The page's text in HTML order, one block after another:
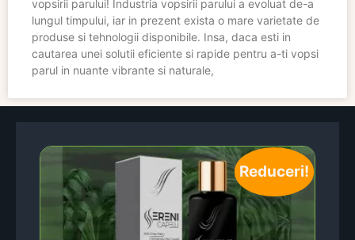
vopsirii parului! Industria vopsirii parului a evoluat de-a
lungul timpului, iar in prezent exista o mare varietate de
produse si tehnologii disponibile. Insa, daca esti in
cautarea unei solutii eficiente si rapide pentru a-ti vopsi
parul in nuante vibrante si naturale,
Reduceri!